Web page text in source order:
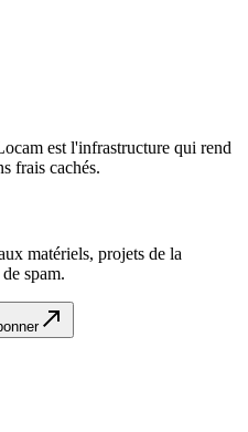
est l'infrastructure qui rend
frais cachés.
matériels, projets de la
spam.